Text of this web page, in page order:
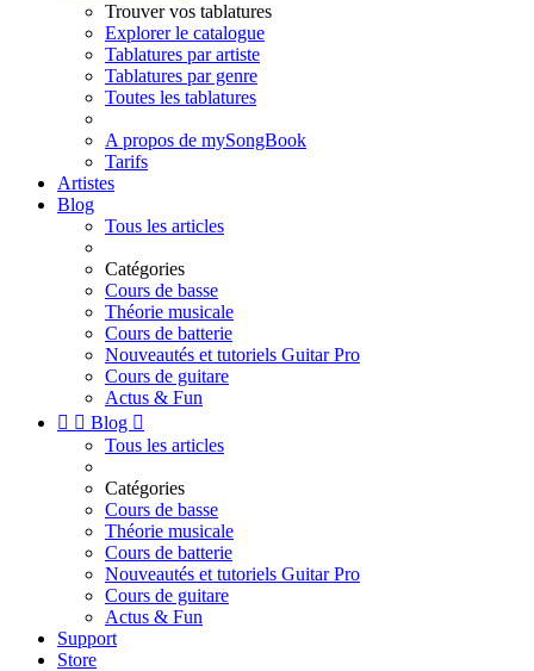
Trouver vos tablatures
Explorer le catalogue
Tablatures par artiste
Tablatures par genre
Toutes les tablatures
A propos de mySongBook
Tarifs
Artistes
Blog
Tous les articles
Catégories
Cours de basse
Théorie musicale
Cours de batterie
Nouveautés et tutoriels Guitar Pro
Cours de guitare
Actus & Fun
  Blog 
Tous les articles
Catégories
Cours de basse
Théorie musicale
Cours de batterie
Nouveautés et tutoriels Guitar Pro
Cours de guitare
Actus & Fun
Support
Store